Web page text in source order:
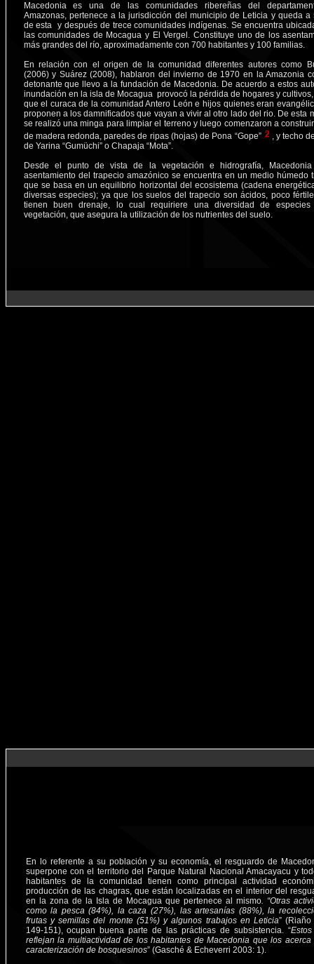
Macedonia es una de las comunidades ribereñas del
Amazonas, pertenece a la jurisdicción del municipio de Leticia y queda a
de esta y después de trece comunidades indígenas. Se encuentra
las comunidades de Mocagua y El Vergel. Constituye uno de los
más grandes del río, aproximadamente con 700 habitantes y 100 familias.
En relación con el origen de la comunidad diferentes autores como
(2006) y Suárez (2008), hablaron del invierno de 1970 en la Amazonia
detonante que llevo a la fundación de Macedonia. De acuerdo a estos
inundación en la isla de Mocagua provocó la pérdida de hogares y
que el curaca de la comunidad Antero León e hijos quienes eran
proponen a los damnificados que vayan a vivir al otro lado del rio. De esta
se realizó una minga para limpiar el terreno y luego comenzaron a
de madera redonda, paredes de ripas (hojas) de Pona “Gope”
, y techo
de Yarina “Gumüchi” o Chapaja “Mota”.
Desde el punto de vista de la vegetación e hidrografía,
asentamiento del trapecio amazónico se encuentra en un medio húmedo
que se basa en un equilibrio horizontal del ecosistema (cadena
diversas especies); ya que los suelos del trapecio son ácidos, poco
tienen buen drenaje, lo cual requiriere una diversidad de
vegetación, que asegura la utilización de los nutrientes del suelo.
En lo referente a su población y su economía, el resguardo de
superpone con el territorio del Parque Natural Nacional Amacayacu y
habitantes de la comunidad tienen como principal actividad
producción de las chagras, que están localizadas en el interior del
en la zona de la Isla de Mocagua que pertenece al mismo. “Otras
como la pesca (84%), la caza (27%), las artesanías (88%), la
frutas y semillas del monte (51%) y algunos trabajos en Leticia”
149-151), ocupan buena parte de las prácticas de subsistencia. “
reflejan la multiactividad de los habitantes de Macedonia que los acerca
caracterización de bosquesinos” (Gasché & Echeverri 2003: 1).